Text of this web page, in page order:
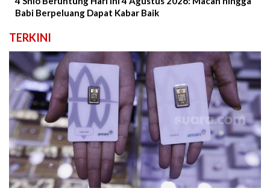
Babi Berpeluang Dapat Kabar Baik
TERKINI